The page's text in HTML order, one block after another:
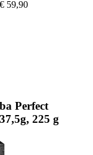
59,90
Perfect
225 g